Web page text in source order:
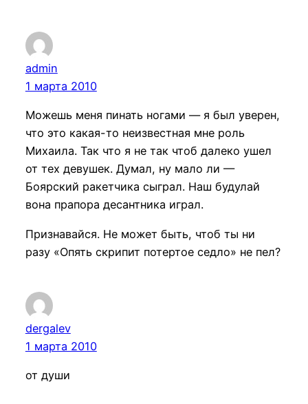
admin
1 марта 2010
Можешь меня пинать ногами — я был уверен,
что это какая-то неизвестная мне роль
Михаила. Так что я не так чтоб далеко ушел
от тех девушек. Думал, ну мало ли —
Боярский ракетчика сыграл. Наш будулай
вона прапора десантника играл.
Признавайся. Не может быть, чтоб ты ни
разу «Опять скрипит потертое седло» не пел?
dergalev
1 марта 2010
от души